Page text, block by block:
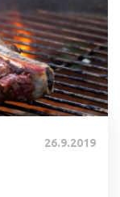
26.9.2019